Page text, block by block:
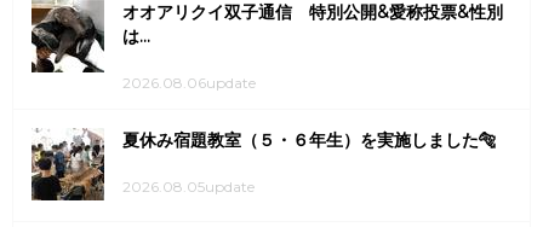
オオアリクイ双子通信 特別公開&愛称投票&性別
は...
2026.08.06update
夏休み宿題教室（５・６年生）を実施しました🐅
2026.08.05update